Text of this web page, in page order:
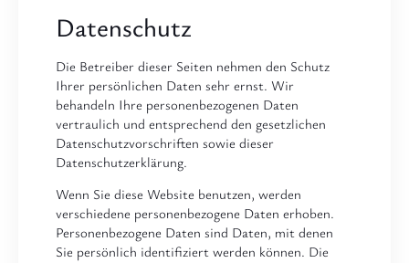
Datenschutz
Die Betreiber dieser Seiten nehmen den Schutz
Ihrer persönlichen Daten sehr ernst. Wir
behandeln Ihre personenbezogenen Daten
vertraulich und entsprechend den gesetzlichen
Datenschutzvorschriften sowie dieser
Datenschutzerklärung.
Wenn Sie diese Website benutzen, werden
verschiedene personenbezogene Daten erhoben.
Personenbezogene Daten sind Daten, mit denen
Sie persönlich identifiziert werden können. Die